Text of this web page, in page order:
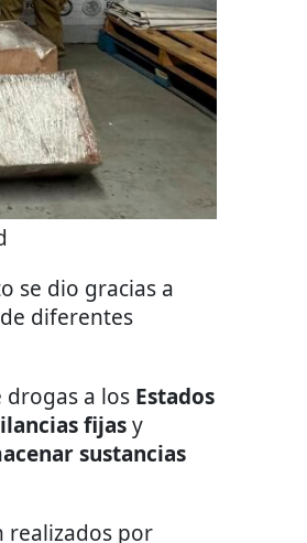
se dio gracias a
diferentes
drogas a los Estados
fijasy
sustancias
realizados por